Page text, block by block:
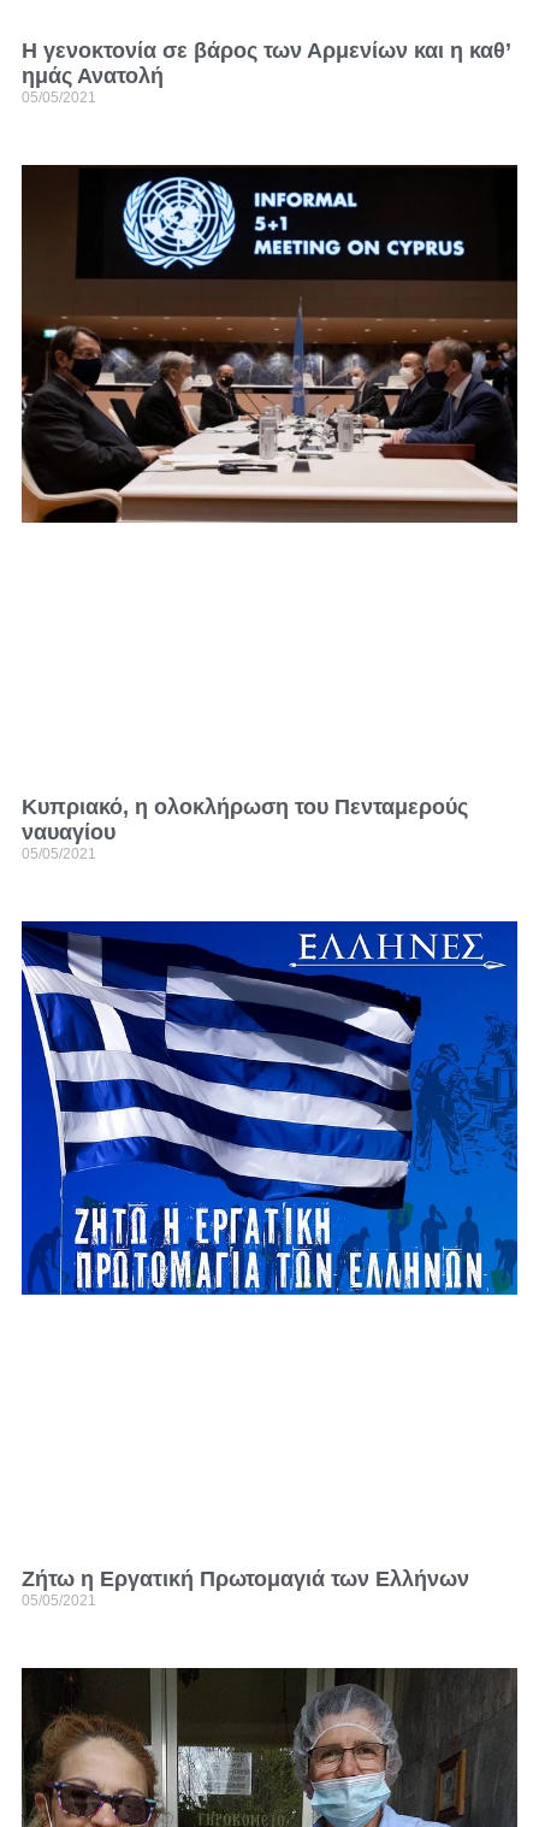
Η γενοκτονία σε βάρος των Αρμενίων και η καθ’
ημάς Ανατολή
05/05/2021
Κυπριακό, η ολοκλήρωση του Πενταμερούς
ναυαγίου
05/05/2021
Zήτω η Εργατική Πρωτομαγιά των Ελλήνων
05/05/2021